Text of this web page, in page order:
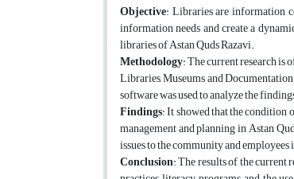
Objective: Libraries are information
information needs and create a
libraries of Astan Quds Razavi.
Methodology: The current research
Libraries, Museums and
software was used to analyze the
Findings: It showed that the condition
management and planning in Astan
issues to the community and
Conclusion: The results of the current